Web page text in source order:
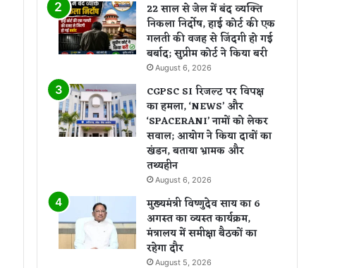
22 साल से जेल में बंद व्यक्ति
निकला निर्दोष, हाई कोर्ट की एक
गलती की वजह से जिंदगी हो गई
बर्बाद; सुप्रीम कोर्ट ने किया बरी
August 6, 2026
CGPSC SI रिजल्ट पर विपक्ष
का हमला, ‘NEWS’ और
‘SPACERANI’ नामों को लेकर
सवाल; आयोग ने किया दावों का
खंडन, बताया भ्रामक और
तथ्यहीन
August 6, 2026
मुख्यमंत्री विष्णुदेव साय का 6
अगस्त का व्यस्त कार्यक्रम,
मंत्रालय में समीक्षा बैठकों का
रहेगा दौर
August 5, 2026